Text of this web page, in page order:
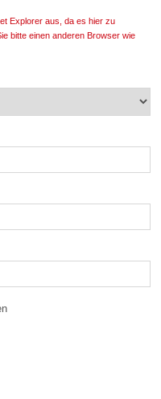
Explorer aus, da es hier zu
bitte einen anderen Browser wie